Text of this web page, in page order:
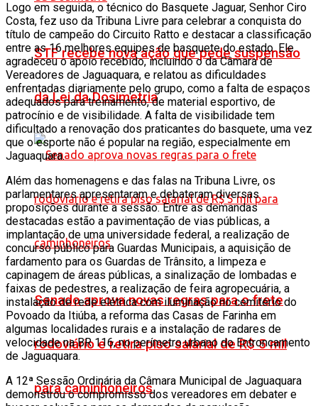
STF recebe nova ação que pede suspensão
da Lei da Dosimetria
Senado aprova novas regras para o frete
rodoviário e retira piso salarial de R$ 5 mil
para caminhoneiros
Logo em seguida, o técnico do Basquete Jaguar, Senhor Ciro
Costa, fez uso da Tribuna Livre para celebrar a conquista do
título de campeão do Circuito Ratto e destacar a classificação
entre as 16 melhores equipes de basquete do estado. Ele
agradeceu o apoio recebido, incluindo o da Câmara de
Vereadores de Jaguaquara, e relatou as dificuldades
enfrentadas diariamente pelo grupo, como a falta de espaços
adequados para treinamento, de material esportivo, de
patrocínio e de visibilidade. A falta de visibilidade tem
dificultado a renovação dos praticantes do basquete, uma vez
que o esporte não é popular na região, especialmente em
Jaguaquara.
Além das homenagens e das falas na Tribuna Livre, os
parlamentares apresentaram e debateram diversas
proposições durante a sessão. Entre as demandas
destacadas estão a pavimentação de vias públicas, a
implantação de uma universidade federal, a realização de
concurso público para Guardas Municipais, a aquisição de
fardamento para os Guardas de Trânsito, a limpeza e
capinagem de áreas públicas, a sinalização de lombadas e
faixas de pedestres, a realização de feira agropecuária, a
instalação de rede elétrica com iluminação no cemitério do
Povoado da Itiúba, a reforma das Casas de Farinha em
algumas localidades rurais e a instalação de radares de
velocidade na BR 116, no perímetro urbano do Entroncamento
de Jaguaquara.
A 12ª Sessão Ordinária da Câmara Municipal de Jaguaquara
demonstrou o compromisso dos vereadores em debater e